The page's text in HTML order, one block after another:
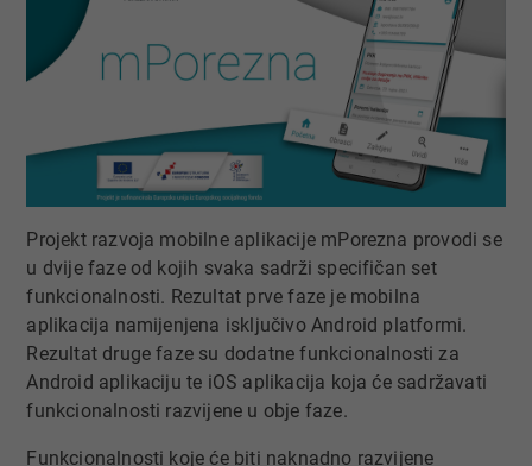
Projekt razvoja mobilne aplikacije mPorezna provodi se
u dvije faze od kojih svaka sadrži specifičan set
funkcionalnosti. Rezultat prve faze je mobilna
aplikacija namijenjena isključivo Android platformi.
Rezultat druge faze su dodatne funkcionalnosti za
Android aplikaciju te iOS aplikacija koja će sadržavati
funkcionalnosti razvijene u obje faze.
Funkcionalnosti koje će biti naknadno razvijene